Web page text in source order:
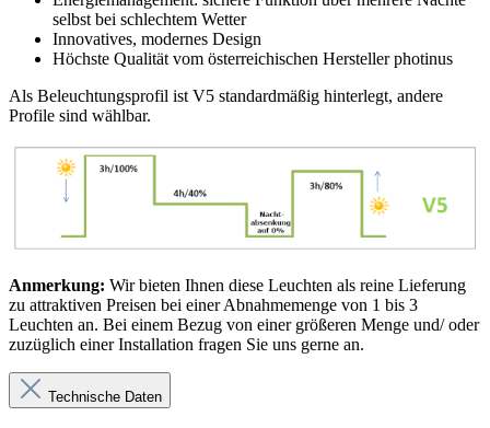
selbst bei schlechtem Wetter
Innovatives, modernes Design
Höchste Qualität vom österreichischen Hersteller photinus
Als Beleuchtungsprofil ist V5 standardmäßig hinterlegt, andere
Profile sind wählbar.
Anmerkung: Wir bieten Ihnen diese Leuchten als reine Lieferung
zu attraktiven Preisen bei einer Abnahmemenge von 1 bis 3
Leuchten an. Bei einem Bezug von einer größeren Menge und/ oder
zuzüglich einer Installation fragen Sie uns gerne an.
Technische Daten